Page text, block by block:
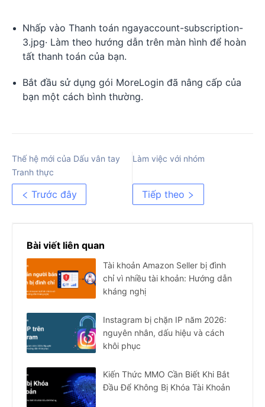
Nhấp vào Thanh toán ngayaccount-subscription-
3.jpg· Làm theo hướng dẫn trên màn hình để hoàn
tất thanh toán của bạn.
Bắt đầu sử dụng gói MoreLogin đã nâng cấp của
bạn một cách bình thường.
Thế hệ mới của Dấu vân tay
Tranh thực
Trước đây
Làm việc với nhóm
Tiếp theo
Bài viết liên quan
Tài khoản Amazon Seller bị đình
chỉ vì nhiều tài khoản: Hướng dẫn
kháng nghị
Instagram bị chặn IP năm 2026:
nguyên nhân, dấu hiệu và cách
khôi phục
Kiến Thức MMO Cần Biết Khi Bắt
Đầu Để Không Bị Khóa Tài Khoản